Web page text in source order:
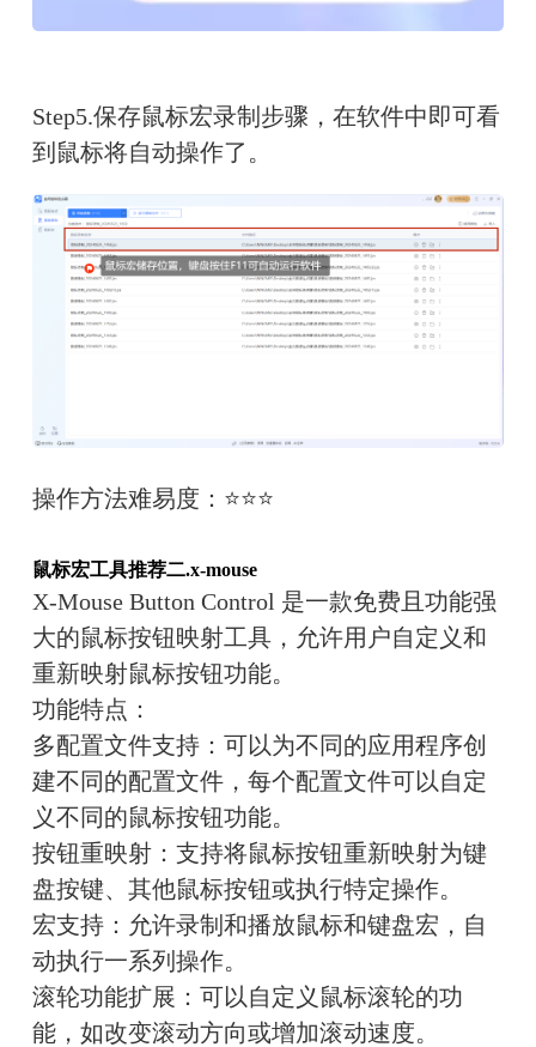
Step5.保存鼠标宏录制步骤，在软件中即可看
到鼠标将自动操作了。
操作方法难易度： ⭐⭐⭐
鼠标宏工具推荐二.x-mouse
X-Mouse Button Control 是一款免费且功能强
大的鼠标按钮映射工具，允许用户自定义和
重新映射鼠标按钮功能。
功能特点：
多配置文件支持：可以为不同的应用程序创
建不同的配置文件，每个配置文件可以自定
义不同的鼠标按钮功能。
按钮重映射：支持将鼠标按钮重新映射为键
盘按键、其他鼠标按钮或执行特定操作。
宏支持：允许录制和播放鼠标和键盘宏，自
动执行一系列操作。
滚轮功能扩展 ：可以自定义鼠标滚轮的功
能，如改变滚动方向或增加滚动速度。